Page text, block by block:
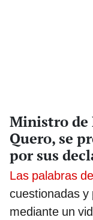
Ministro de
Quero, se
por sus
Las palabras
cuestionadas y
mediante un